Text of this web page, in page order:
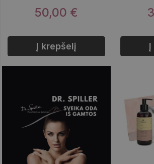
50,00 €
Į krepšelį Į